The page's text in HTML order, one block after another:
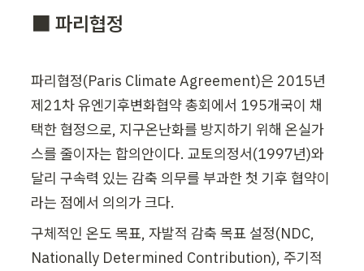
⬛ 파리협정
파리협정(Paris Climate Agreement)은 2015년
제21차 유엔기후변화협약 총회에서 195개국이 채
택한 협정으로, 지구온난화를 방지하기 위해 온실가
스를 줄이자는 합의안이다. 교토의정서(1997년)와
달리 구속력 있는 감축 의무를 부과한 첫 기후 협약이
라는 점에서 의의가 크다.
구체적인 온도 목표, 자발적 감축 목표 설정(NDC,
Nationally Determined Contribution), 주기적